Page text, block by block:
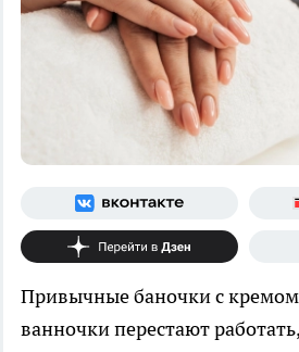
Привычные баночки с
ванночки перестают